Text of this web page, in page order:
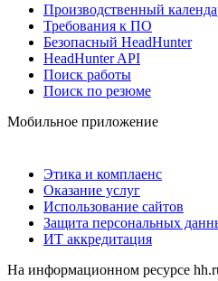
Производственный
Требования к ПО
Безопасный HeadHunter
HeadHunter API
Поиск работы
Поиск по резюме
Мобильное приложение
Этика и комплаенс
Оказание услуг
Использование сайтов
Защита персональных
ИТ аккредитация
На информационном ресурсе